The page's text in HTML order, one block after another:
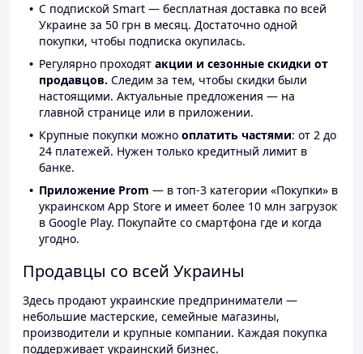
С подпиской Smart — бесплатная доставка по всей
Украине за 50 грн в месяц. Достаточно одной
покупки, чтобы подписка окупилась.
Регулярно проходят акции и сезонные скидки от
продавцов. Следим за тем, чтобы скидки были
настоящими. Актуальные предложения — на
главной странице или в приложении.
Крупные покупки можно оплатить частями: от 2 до
24 платежей. Нужен только кредитный лимит в
банке.
Приложение Prom — в топ-3 категории «Покупки» в
украинском App Store и имеет более 10 млн загрузок
в Google Play. Покупайте со смартфона где и когда
угодно.
Продавцы со всей Украины
Здесь продают украинские предприниматели —
небольшие мастерские, семейные магазины,
производители и крупные компании. Каждая покупка
поддерживает украинский бизнес.